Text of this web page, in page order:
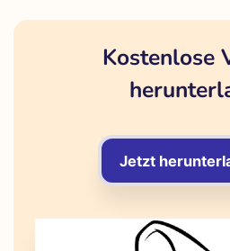
Kostenlose
Jetzt